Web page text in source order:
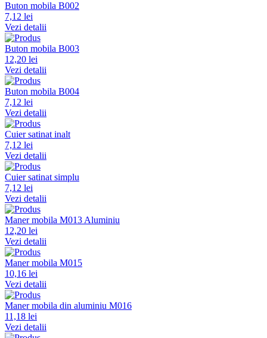
Buton mobila B002
7,12 lei
Vezi detalii
Buton mobila B003
12,20 lei
Vezi detalii
Buton mobila B004
7,12 lei
Vezi detalii
Cuier satinat inalt
7,12 lei
Vezi detalii
Cuier satinat simplu
7,12 lei
Vezi detalii
Maner mobila M013 Aluminiu
12,20 lei
Vezi detalii
Maner mobila M015
10,16 lei
Vezi detalii
Maner mobila din aluminiu M016
11,18 lei
Vezi detalii